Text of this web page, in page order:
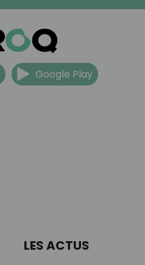
Google Play
LES ACTUS